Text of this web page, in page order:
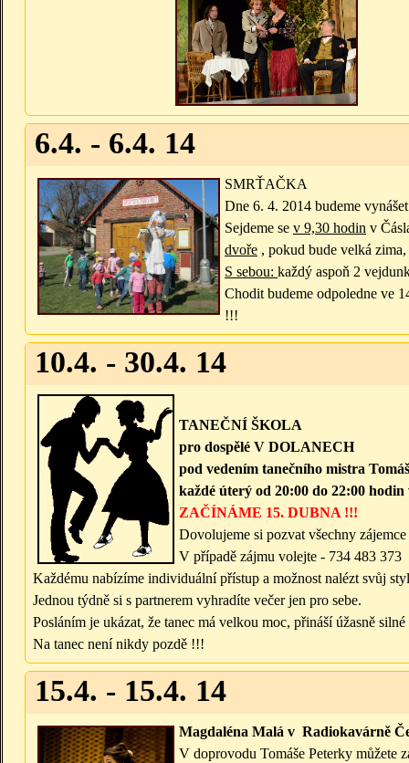
6.4. - 6.4. 14
SMRŤAČKA
Dne 6. 4. 2014 budeme
Sejdeme se v 9,30 hodin v
dvoře , pokud bude velká
S sebou: každý aspoň 2
Chodit budeme odpoledne ve
!!!
10.4. - 30.4. 14
TANEČNÍ ŠKOLA
pro dospělé V DOLANECH
pod vedením tanečního mistra
každé úterý od 20:00 do 22:00
ZAČÍNÁME 15. DUBNA !!!
Dovolujeme si pozvat všechny
V případě zájmu volejte - 734 483 373
Každému nabízíme individuální přístup a možnost nalézt svůj
Jednou týdně si s partnerem vyhradíte večer jen pro sebe.
Posláním je ukázat, že tanec má velkou moc, přináší úžasně
Na tanec není nikdy pozdě !!!
15.4. - 15.4. 14
Magdaléna Malá v Radiokavárně
V doprovodu Tomáše Peterky můžete